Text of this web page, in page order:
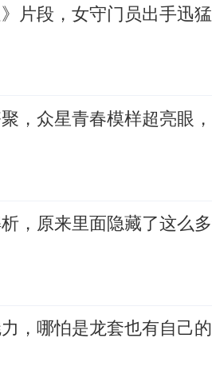
片段，女守门员出手迅
，众星青春模样超亮眼
，原来里面隐藏了这么
，哪怕是龙套也有自己